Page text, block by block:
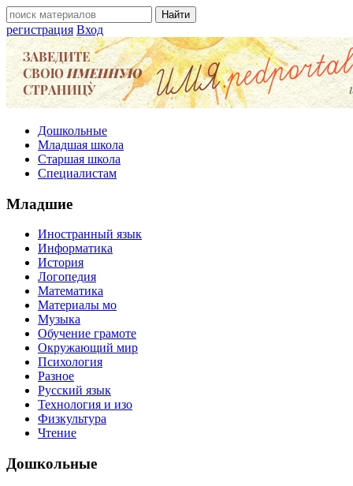
регистрация Вход
Дошкольные
Младшая школа
Старшая школа
Специалистам
Младшие
Иностранный язык
Информатика
История
Логопедия
Математика
Материалы мо
Музыка
Обучение грамоте
Окружающий мир
Психология
Разное
Русский язык
Технология и изо
Физкультура
Чтение
Дошкольные